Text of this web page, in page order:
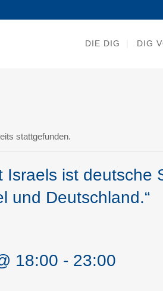
DIE DIG DIG
stattgefunden.
Israels ist
und Deutschland.“
18:00 - 23:00